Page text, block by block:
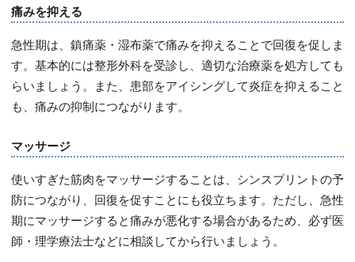
痛みを抑える
急性期は、鎮痛薬・湿布薬で痛みを抑えることで回復を促しま
す。基本的には整形外科を受診し、適切な治療薬を処方しても
らいましょう。また、患部をアイシングして炎症を抑えること
も、痛みの抑制につながります。
マッサージ
使いすぎた筋肉をマッサージすることは、シンスプリントの予
防につながり、回復を促すことにも役立ちます。ただし、急性
期にマッサージすると痛みが悪化する場合があるため、必ず医
師・理学療法士などに相談してから行いましょう。